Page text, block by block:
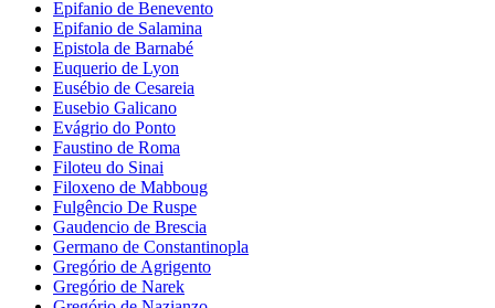
Epifanio de Benevento
Epifanio de Salamina
Epistola de Barnabé
Euquerio de Lyon
Eusébio de Cesareia
Eusebio Galicano
Evágrio do Ponto
Faustino de Roma
Filoteu do Sinai
Filoxeno de Mabboug
Fulgêncio De Ruspe
Gaudencio de Brescia
Germano de Constantinopla
Gregório de Agrigento
Gregório de Narek